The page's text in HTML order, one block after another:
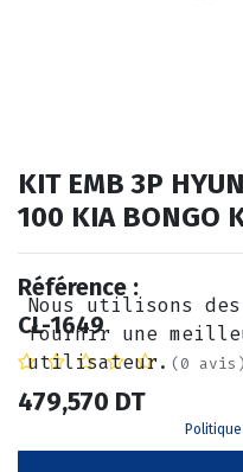
KIT EMB 3P
100 KIA BONGO
Référence :
CL-1649
(0 avis)
479,570 DT
Nous utilisons
fournir une
utilisateur.